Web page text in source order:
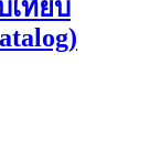
เทียบ